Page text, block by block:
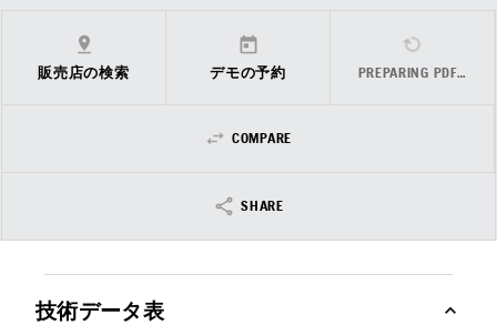
販売店の検索 デモの予約 PREPARING PDF…
COMPARE
SHARE
技術データ表